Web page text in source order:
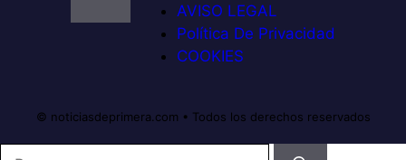
AVISO LEGAL
Política De Privacidad
COOKIES
© noticiasdeprimera.com • Todos los derechos reservados
Buscar: